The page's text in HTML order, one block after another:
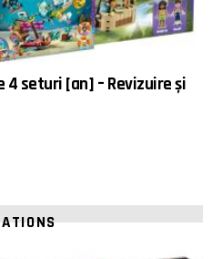
4 seturi [an] – Revizuire și